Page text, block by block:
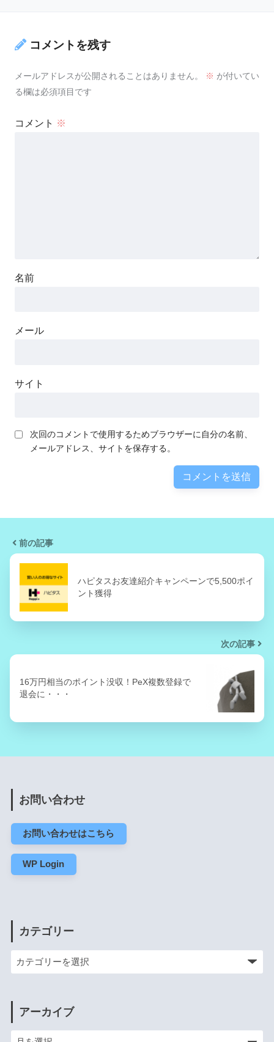
コメントを残す
メールアドレスが公開されることはありません。 ※ が付いてい
る欄は必須項目です
コメント ※
名前
メール
サイト
次回のコメントで使用するためブラウザーに自分の名前、
メールアドレス、サイトを保存する。
前の記事
ハピタスお友達紹介キャンペーンで5,500ポイ
ント獲得
次の記事
16万円相当のポイント没収！PeX複数登録で
退会に・・・
お問い合わせ
お問い合わせはこちら
WP Login
カテゴリー
アーカイブ